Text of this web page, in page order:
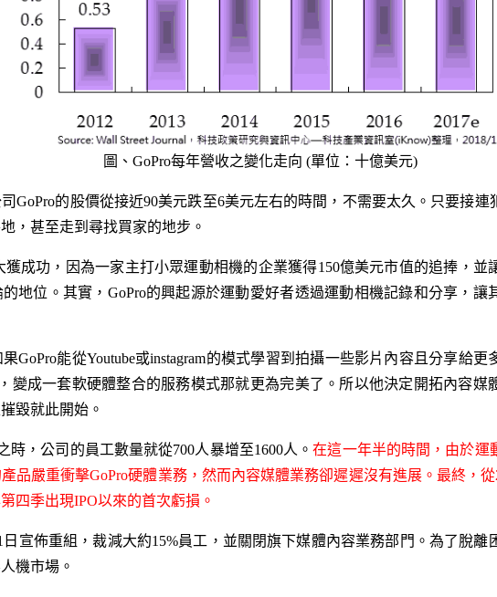
圖、GoPro每年營收之變化走向 (單位：十億美元)
GoPro的股價從接近90美元跌至6美元左右的時間，不需要太久。只要接
，甚至走到尋找買家的地步。
獲成功，因為一家主打小眾運動相機的企業獲得150億美元市值的追捧，並
地位。其實，GoPro的興起源於運動愛好者透過運動相機記錄和分享，讓
GoPro能從Youtube或instagram的模式學習到拍攝一些影片內容且分享給
變成一套軟硬體整合的服務模式那就更為完美了。所以他決定開拓內容媒
毀就此開始。
時，公司的員工數量就從700人暴增至1600人。在這一年半的時間，由於運
品嚴重衝擊GoPro硬體業務，然而內容媒體業務卻遲遲沒有進展。最終，
四季出現IPO以來的首次虧損。
日宣佈重組，裁減大約15%員工，並關閉旗下媒體內容業務部門。為了脫離
機市場。